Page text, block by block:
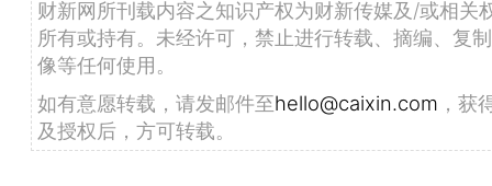
财新网所刊载内容之知识产权为财新传媒及/或相关
所有或持有。未经许可，禁止进行转载、摘编、复
像等任何使用。
如有意愿转载，请发邮件至hello@caixin.com ，获
及授权后，方可转载。